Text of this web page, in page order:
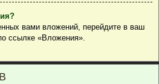
вами вложений, перейдите в ваш
ссылке «Вложения».